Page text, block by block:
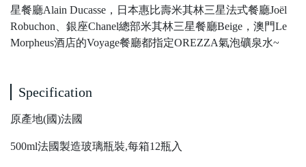
星餐廳Alain Ducasse，日本惠比壽米其林三星法式餐廳Joël
Robuchon、銀座Chanel總部米其林三星餐廳Beige，澳門Le
Morpheus酒店的Voyage餐廳都指定OREZZA氣泡礦泉水~
Specification
原產地(國)法國
500ml法國製造玻璃瓶裝,每箱12瓶入